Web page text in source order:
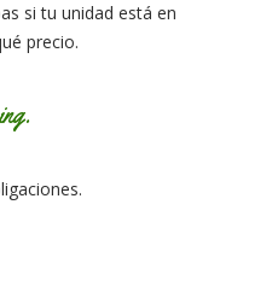
si tu unidad está en
precio.